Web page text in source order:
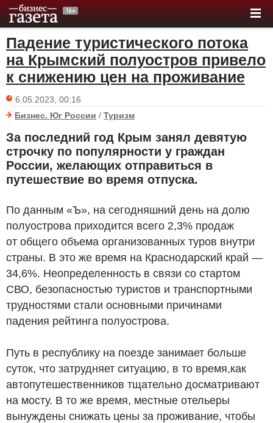
Падение туристического потока
на Крымский полуостров привело
к снижению цен на проживание
6.05.2023, 00:16
Бизнес. Юг России / Туризм
За последний год Крым занял девятую
строчку по популярности у граждан
России, желающих отправиться в
путешествие во время отпуска.
По данным «Ъ», на сегодняшний день на долю
полуострова приходится всего 2,3% продаж
от общего объема организованных туров внутри
страны. В это же время на Краснодарский край —
34,6%. Неопределенность в связи со стартом
СВО, безопасностью туристов и транспортными
трудностями стали основными причинами
падения рейтинга полуострова.
Путь в республику на поезде занимает больше
суток, что затрудняет ситуацию, в то время,как
автопутешественников тщательно досматривают
на мосту. В то же время, местные отельеры
вынуждены снижать цены за проживание, чтобы